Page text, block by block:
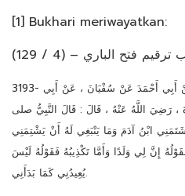
[1] Bukhari meriwayatkan:
فتح الباري – (4 / 129)
3193- حَدَّثَنِي عَبْدُ اللهِ بْنُ أَبِي شَيْبَةَ ، عَنْ أَبِي أَحْمَدَ عَنْ سُفْيَانَ ، عَنْ أَبِي
، رَضِيَ اللَّهُ عَنْهُ ، قَالَ : قَالَ النَّبِيُّ صلى
شَتَمَنِي ابْنُ آدَمَ وَمَا يَنْبَغِي لَهُ أَنْ يَشْتِمَنِي
إِنَّ لِي وَلَدًا وَأَمَّا تَكْذِيبُهُ فَقَوْلُهُ لَيْسَ
يُعِيدُنِي كَمَا بَدَأَنِي.